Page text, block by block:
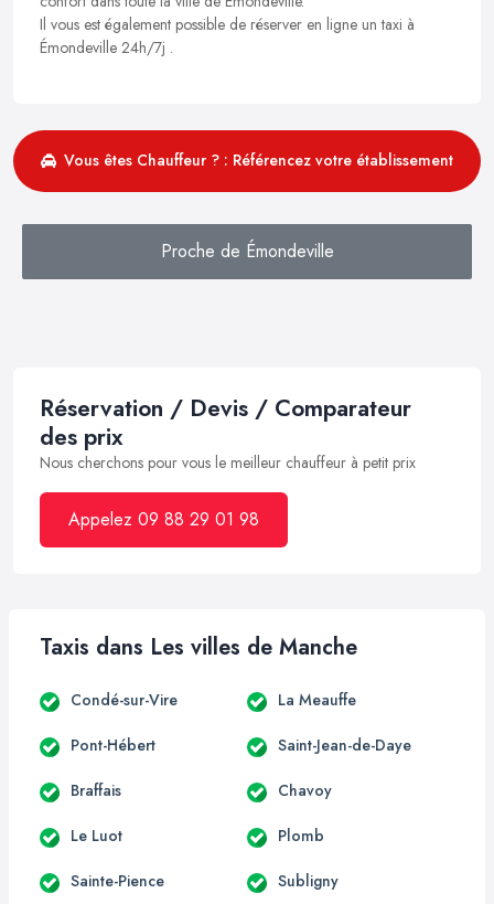
Il vous est également possible de réserver en ligne un taxi à
Émondeville 24h/7j .
Vous êtes Chauffeur ? : Référencez votre établissement
Proche de Émondeville
Réservation / Devis / Comparateur
des prix
Nous cherchons pour vous le meilleur chauffeur à petit prix
Appelez 09 88 29 01 98
Taxis dans Les villes de Manche
Condé-sur-Vire La Meauffe
Pont-Hébert Saint-Jean-de-Daye
Braffais Chavoy
Le Luot Plomb
Sainte-Pience Subligny